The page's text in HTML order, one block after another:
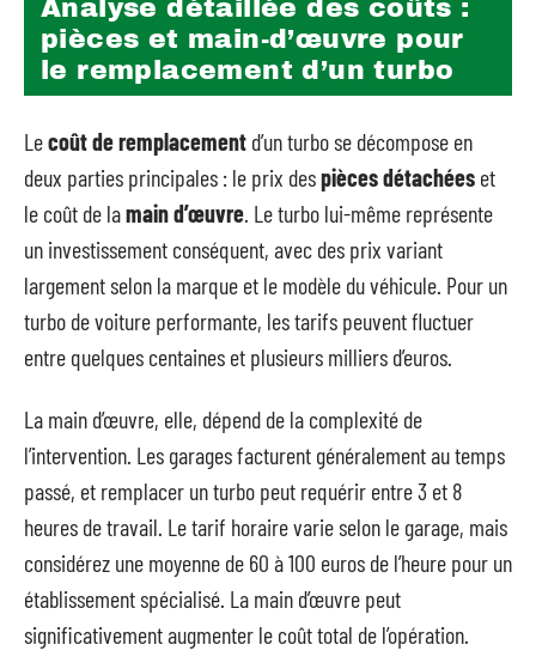
Analyse détaillée des coûts :
pièces et main-d’œuvre pour
le remplacement d’un turbo
Lecoût de remplacement d’un turbo se décompose en
deux parties principales : le prix despièces détachées et
le coût de lamain d’œuvre . Le turbo lui-même représente
un investissement conséquent, avec des prix variant
largement selon la marque et le modèle du véhicule. Pour un
turbo de voiture performante, les tarifs peuvent fluctuer
entre quelques centaines et plusieurs milliers d’euros.
La main d’œuvre, elle, dépend de la complexité de
l’intervention. Les garages facturent généralement au temps
passé, et remplacer un turbo peut requérir entre 3 et 8
heures de travail. Le tarif horaire varie selon le garage, mais
considérez une moyenne de 60 à 100 euros de l’heure pour un
établissement spécialisé. La main d’œuvre peut
significativement augmenter le coût total de l’opération.